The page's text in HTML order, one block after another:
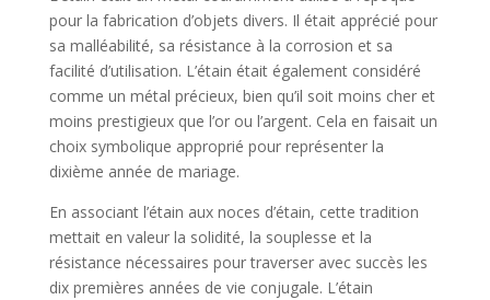
pour la fabrication d’objets divers. Il était apprécié pour
sa malléabilité, sa résistance à la corrosion et sa
facilité d’utilisation. L’étain était également considéré
comme un métal précieux, bien qu’il soit moins cher et
moins prestigieux que l’or ou l’argent. Cela en faisait un
choix symbolique approprié pour représenter la
dixième année de mariage.
En associant l’étain aux noces d’étain, cette tradition
mettait en valeur la solidité, la souplesse et la
résistance nécessaires pour traverser avec succès les
dix premières années de vie conjugale. L’étain